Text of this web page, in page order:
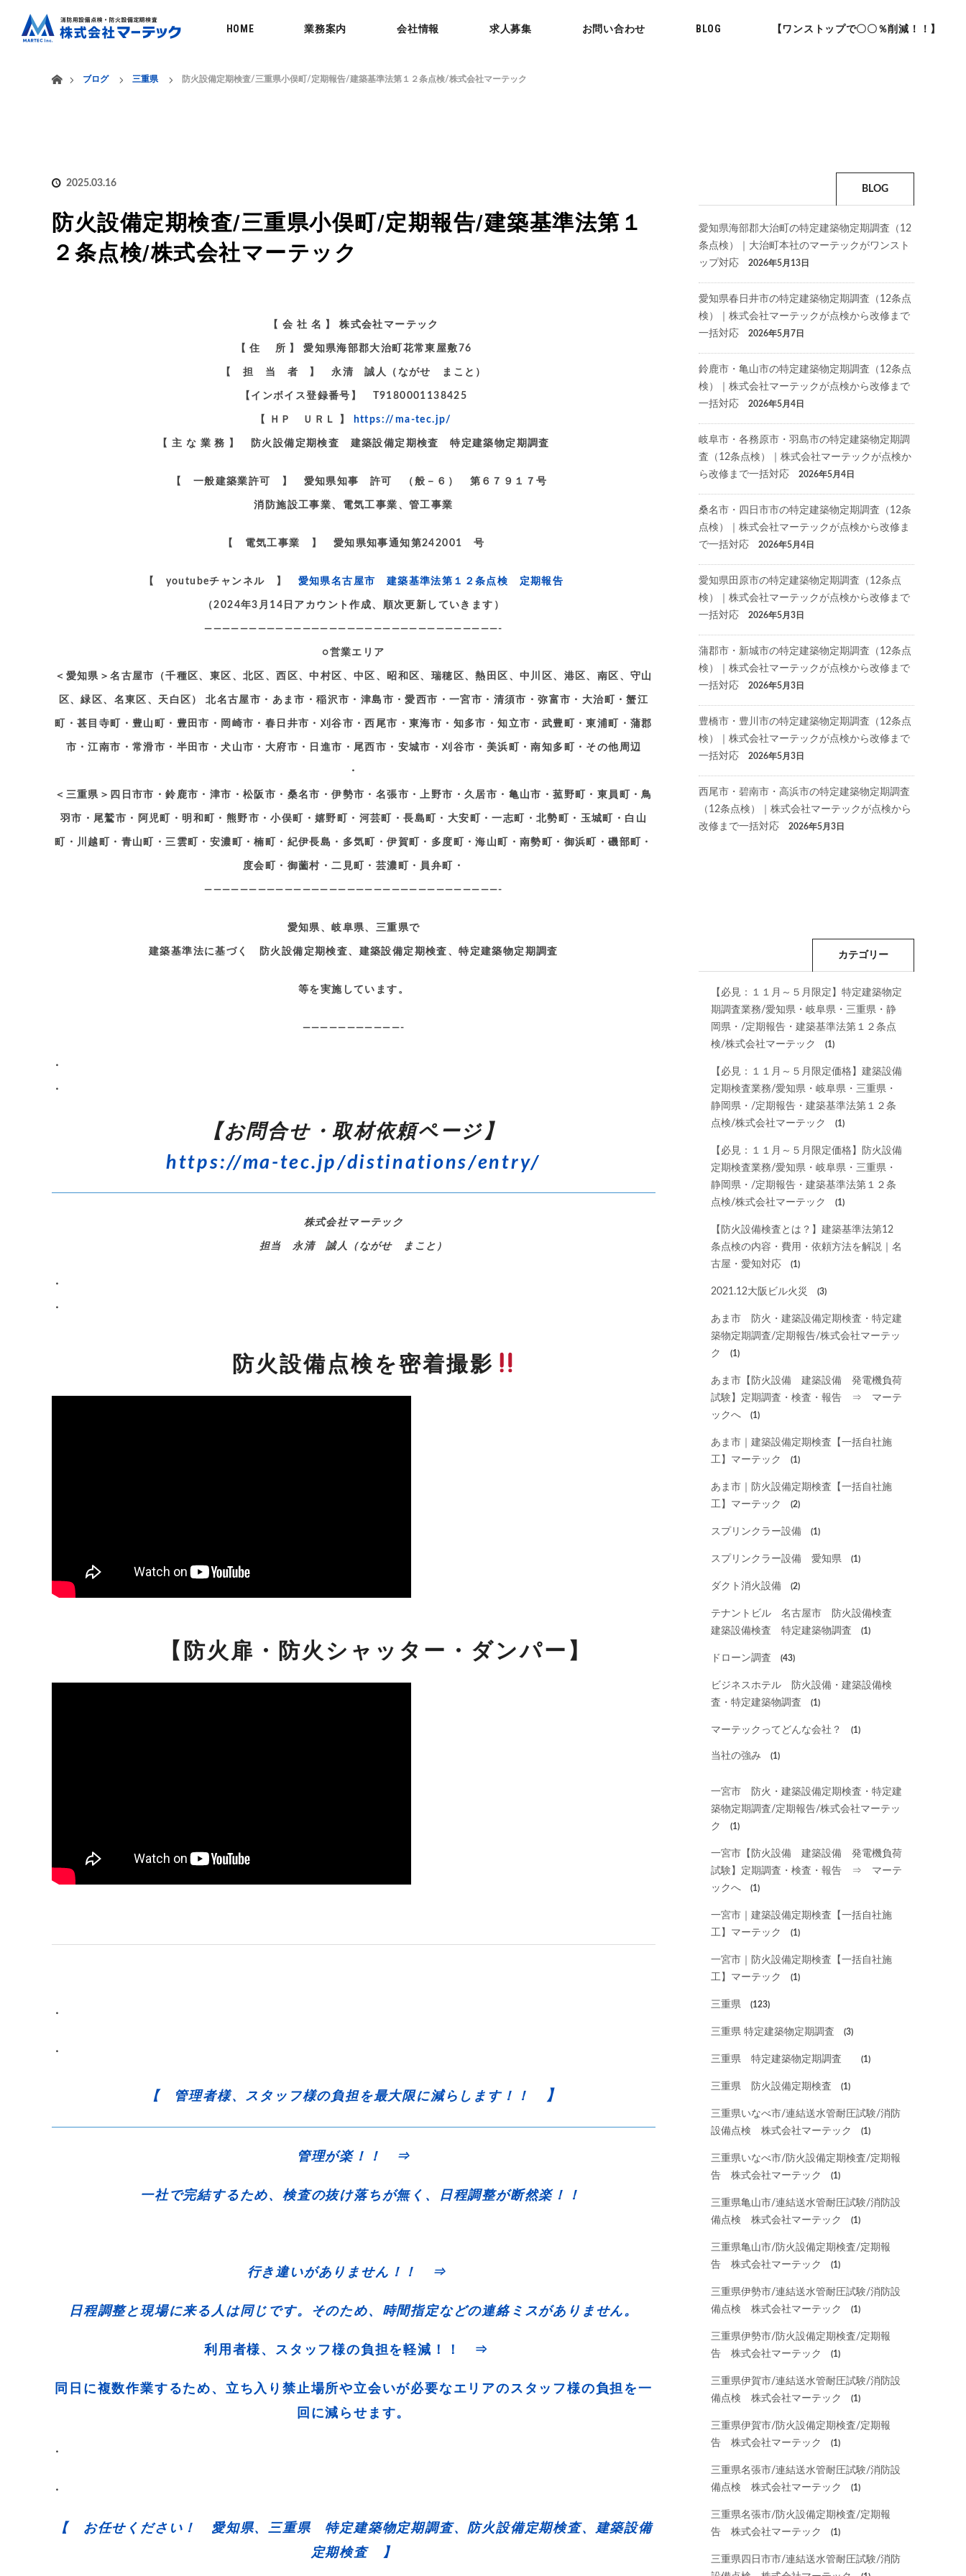
HOME 業務案内 会社情報 求人募集 お問い合わせ BLOG 【ワンストップで〇〇％削減！！】
ブログ
三重県 防火設備定期検査/三重県小俣町/定期報告/建築基準法第１２条点検/株式会社マーテック
2025.03.16
防火設備定期検査/三重県小俣町/定期報告/建築基準法第１
２条点検/株式会社マーテック
【 会 社 名 】 株式会社マーテック
【 住 所 】 愛知県海部郡大治町花常東屋敷76
【 担 当 者 】 永清 誠人（ながせ まこと）
【インボイス登録番号】 T9180001138425
【 ＨＰ ＵＲＬ 】 https://ma-tec.jp/
【 主 な 業 務 】 防火設備定期検査 建築設備定期検査 特定建築物定期調査
【 一般建築業許可 】 愛知県知事 許可 （般－６） 第６７９１７号
消防施設工事業、電気工事業、管工事業
【 電気工事業 】 愛知県知事通知第242001 号
【 youtubeチャンネル 】 愛知県名古屋市 建築基準法第１２条点検 定期報告
（2024年3月14日アカウント作成、順次更新していきます）
—————————————————————————————————-
○営業エリア
＜愛知県＞名古屋市（千種区、東区、北区、西区、中村区、中区、昭和区、瑞穂区、熱田区、中川区、港区、南区、守山
区、緑区、名東区、天白区） 北名古屋市・あま市・稲沢市・津島市・愛西市・一宮市・清須市・弥富市・大治町・蟹江
町・甚目寺町・豊山町・豊田市・岡崎市・春日井市・刈谷市・西尾市・東海市・知多市・知立市・武豊町・東浦町・蒲郡
市・江南市・常滑市・半田市・犬山市・大府市・日進市・尾西市・安城市・刈谷市・美浜町・南知多町・その他周辺
・
＜三重県＞四日市市・鈴鹿市・津市・松阪市・桑名市・伊勢市・名張市・上野市・久居市・亀山市・菰野町・東員町・鳥
羽市・尾鷲市・阿児町・明和町・熊野市・小俣町・嬉野町・河芸町・長島町・大安町・一志町・北勢町・玉城町・白山
町・川越町・青山町・三雲町・安濃町・楠町・紀伊長島・多気町・伊賀町・多度町・海山町・南勢町・御浜町・磯部町・
度会町・御薗村・二見町・芸濃町・員弁町・
—————————————————————————————————-
愛知県、岐阜県、三重県で
建築基準法に基づく 防火設備定期検査、建築設備定期検査、特定建築物定期調査
等を実施しています。
———————————-
・
・
【お問合せ・取材依頼ページ】
https://ma-tec.jp/distinations/entry/
株式会社マーテック
担当 永清 誠人（ながせ まこと）
・
・
防火設備点検を密着撮影
【防火扉・防火シャッター・ダンパー】
・
・
【 管理者様、スタッフ様の負担を最大限に減らします！！ 】
管理が楽！！ ⇒
一社で完結するため、検査の抜け落ちが無く、日程調整が断然楽！！
行き違いがありません！！ ⇒
日程調整と現場に来る人は同じです。そのため、時間指定などの連絡ミスがありません。
利用者様、スタッフ様の負担を軽減！！ ⇒
同日に複数作業するため、立ち入り禁止場所や立会いが必要なエリアのスタッフ様の負担を一
回に減らせます。
・
・
【 お任せください！ 愛知県、三重県 特定建築物定期調査、防火設備定期検査、建築設備
定期検査 】
BLOG
愛知県海部郡大治町の特定建築物定期調査（12
条点検）｜大治町本社のマーテックがワンスト
ップ対応
2026年5月13日
愛知県春日井市の特定建築物定期調査（12条点
検）｜株式会社マーテックが点検から改修まで
一括対応
2026年5月7日
鈴鹿市・亀山市の特定建築物定期調査（12条点
検）｜株式会社マーテックが点検から改修まで
一括対応
2026年5月4日
岐阜市・各務原市・羽島市の特定建築物定期調
査（12条点検）｜株式会社マーテックが点検か
ら改修まで一括対応
2026年5月4日
桑名市・四日市市の特定建築物定期調査（12条
点検）｜株式会社マーテックが点検から改修ま
で一括対応
2026年5月4日
愛知県田原市の特定建築物定期調査（12条点
検）｜株式会社マーテックが点検から改修まで
一括対応
2026年5月3日
蒲郡市・新城市の特定建築物定期調査（12条点
検）｜株式会社マーテックが点検から改修まで
一括対応
2026年5月3日
豊橋市・豊川市の特定建築物定期調査（12条点
検）｜株式会社マーテックが点検から改修まで
一括対応
2026年5月3日
西尾市・碧南市・高浜市の特定建築物定期調査
（12条点検）｜株式会社マーテックが点検から
改修まで一括対応
2026年5月3日
カテゴリー
【必見：１１月～５月限定】特定建築物定
期調査業務/愛知県・岐阜県・三重県・静
岡県・/定期報告・建築基準法第１２条点
検/株式会社マーテック
(1)
【必見：１１月～５月限定価格】建築設備
定期検査業務/愛知県・岐阜県・三重県・
静岡県・/定期報告・建築基準法第１２条
点検/株式会社マーテック
(1)
【必見：１１月～５月限定価格】防火設備
定期検査業務/愛知県・岐阜県・三重県・
静岡県・/定期報告・建築基準法第１２条
点検/株式会社マーテック
(1)
【防火設備検査とは？】建築基準法第12
条点検の内容・費用・依頼方法を解説｜名
古屋・愛知対応
(1)
2021.12大阪ビル火災 (3)
あま市 防火・建築設備定期検査・特定建
築物定期調査/定期報告/株式会社マーテッ
ク
(1)
あま市【防火設備 建築設備 発電機負荷
試験】定期調査・検査・報告 ⇒ マーテ
ックへ
(1)
あま市｜建築設備定期検査【一括自社施
工】マーテック
(1)
あま市｜防火設備定期検査【一括自社施
工】マーテック
(2)
スプリンクラー設備 (1)
スプリンクラー設備 愛知県 (1)
ダクト消火設備 (2)
テナントビル 名古屋市 防火設備検査
建築設備検査 特定建築物調査
(1)
ドローン調査 (43)
ビジネスホテル 防火設備・建築設備検
査・特定建築物調査
(1)
マーテックってどんな会社？ (1)
当社の強み (1)
一宮市 防火・建築設備定期検査・特定建
築物定期調査/定期報告/株式会社マーテッ
ク
(1)
一宮市【防火設備 建築設備 発電機負荷
試験】定期調査・検査・報告 ⇒ マーテ
ックへ
(1)
一宮市｜建築設備定期検査【一括自社施
工】マーテック
(1)
一宮市｜防火設備定期検査【一括自社施
工】マーテック
(1)
三重県 (123)
三重県 特定建築物定期調査 (3)
三重県 特定建築物定期調査 (1)
三重県 防火設備定期検査 (1)
三重県いなべ市/連結送水管耐圧試験/消防
設備点検 株式会社マーテック
(1)
三重県いなべ市/防火設備定期検査/定期報
告 株式会社マーテック
(1)
三重県亀山市/連結送水管耐圧試験/消防設
備点検 株式会社マーテック
(1)
三重県亀山市/防火設備定期検査/定期報
告 株式会社マーテック
(1)
三重県伊勢市/連結送水管耐圧試験/消防設
備点検 株式会社マーテック
(1)
三重県伊勢市/防火設備定期検査/定期報
告 株式会社マーテック
(1)
三重県伊賀市/連結送水管耐圧試験/消防設
備点検 株式会社マーテック
(1)
三重県伊賀市/防火設備定期検査/定期報
告 株式会社マーテック
(1)
三重県名張市/連結送水管耐圧試験/消防設
備点検 株式会社マーテック
(1)
三重県名張市/防火設備定期検査/定期報
告 株式会社マーテック
(1)
三重県四日市市/連結送水管耐圧試験/消防